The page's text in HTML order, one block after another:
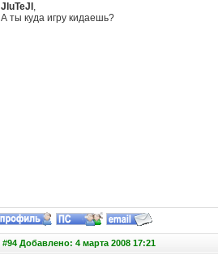
JIuTeJI ,
А ты куда игру кидаешь?
#94 Добавлено: 4 марта 2008 17:21